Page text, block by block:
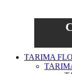
TARIMA